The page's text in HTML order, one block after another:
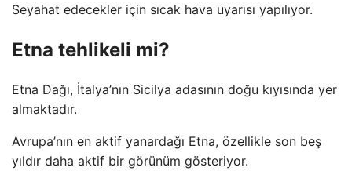
Seyahat edecekler için sıcak hava uyarısı yapılıyor.
Etna tehlikeli mi?
Etna Dağı, İtalya’nın Sicilya adasının doğu kıyısında yer
almaktadır.
Avrupa’nın en aktif yanardağı Etna, özellikle son beş
yıldır daha aktif bir görünüm gösteriyor.